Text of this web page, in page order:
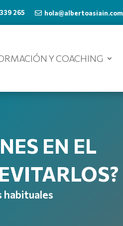
265  hola@albertoasiain.com
Y COACHING
EN EL
habituales